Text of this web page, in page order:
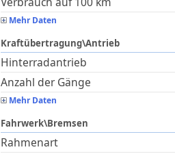
Mehr Daten
Kraftübertragung\Antrieb
Hinterradantrieb
Anzahl der Gänge
Mehr Daten
Fahrwerk\Bremsen
Rahmenart